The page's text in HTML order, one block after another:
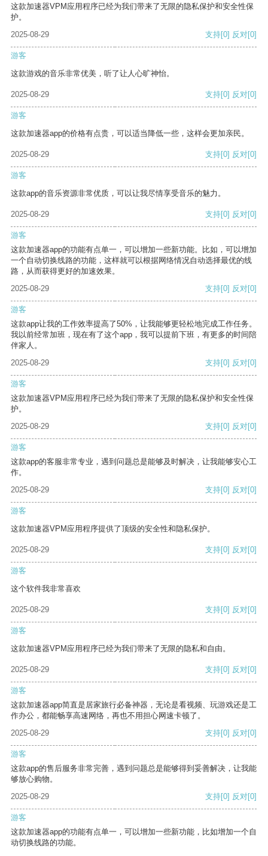
这款加速器VPM应用程序已经为我们带来了无限的隐私保护和安全性保
护。
2025-08-29
支持[0] 反对[0]
游客
这款游戏的音乐非常优美，听了让人心旷神怡。
2025-08-29 支持[0] 反对[0]
游客
这款加速器app的价格有点贵，可以适当降低一些，这样会更加亲民。
2025-08-29 支持[0] 反对[0]
游客
这款app的音乐资源非常优质，可以让我尽情享受音乐的魅力。
2025-08-29 支持[0] 反对[0]
游客
这款加速器app的功能有点单一，可以增加一些新功能。比如，可以增加
一个自动切换线路的功能，这样就可以根据网络情况自动选择最优的线
路，从而获得更好的加速效果。
2025-08-29
支持[0] 反对[0]
游客
这款app让我的工作效率提高了50%，让我能够更轻松地完成工作任务。
我以前经常加班，现在有了这个app，我可以提前下班，有更多的时间陪
伴家人。
2025-08-29
支持[0] 反对[0]
游客
这款加速器VPM应用程序已经为我们带来了无限的隐私保护和安全性保
护。
2025-08-29
支持[0] 反对[0]
游客
这款app的客服非常专业，遇到问题总是能够及时解决，让我能够安心工
作。
2025-08-29
支持[0] 反对[0]
游客
这款加速器VPM应用程序提供了顶级的安全性和隐私保护。
2025-08-29 支持[0] 反对[0]
游客
这个软件我非常喜欢
2025-08-29 支持[0] 反对[0]
游客
这款加速器VPM应用程序已经为我们带来了无限的隐私和自由。
2025-08-29 支持[0] 反对[0]
游客
这款加速器app简直是居家旅行必备神器，无论是看视频、玩游戏还是工
作办公，都能畅享高速网络，再也不用担心网速卡顿了。
2025-08-29
支持[0] 反对[0]
游客
这款app的售后服务非常完善，遇到问题总是能够得到妥善解决，让我能
够放心购物。
2025-08-29
支持[0] 反对[0]
游客
这款加速器app的功能有点单一，可以增加一些新功能，比如增加一个自
动切换线路的功能。